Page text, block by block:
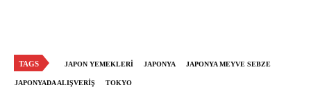
TAGS JAPON YEMEKLERI JAPONYA JAPONYA MEYVE SEBZE
JAPONYADA ALIŞVERIŞ TOKYO